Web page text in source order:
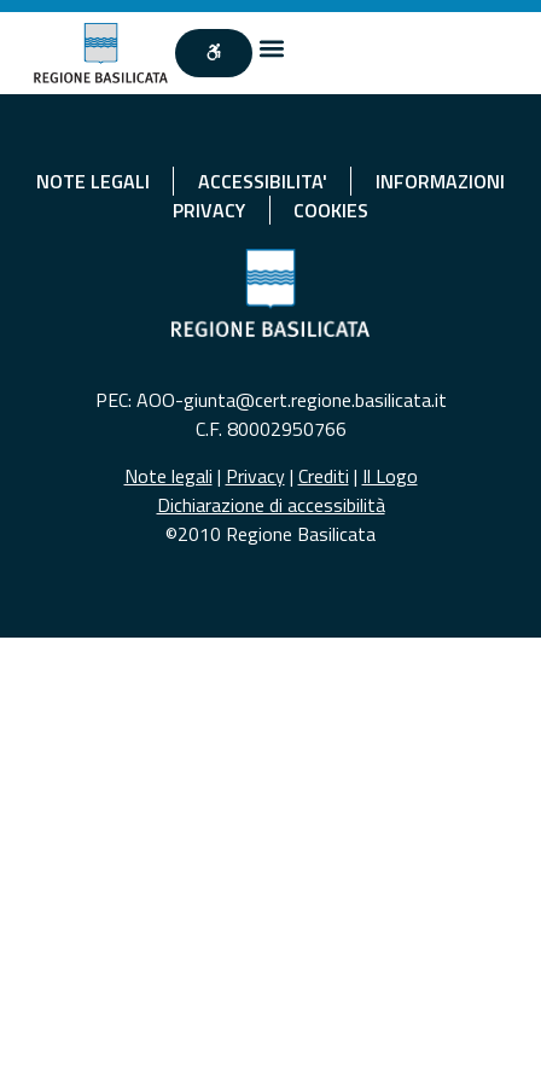
NOTE LEGALI ACCESSIBILITA'
INFORMAZIONI
PRIVACY
COOKIES
PEC: AOO-giunta@cert.regione.basilicata.it
C.F. 80002950766
Note legali | Privacy| Crediti | Il Logo
Dichiarazione di accessibilità
©2010 Regione Basilicata